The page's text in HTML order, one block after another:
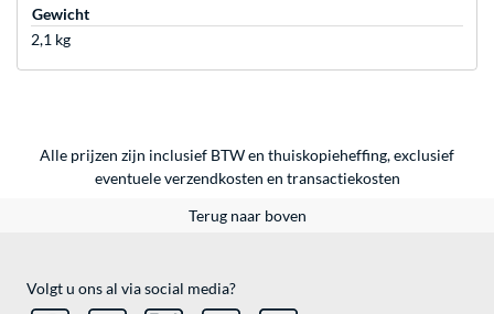
Gewicht
2,1 kg
Alle prijzen zijn inclusief BTW en thuiskopieheffing, exclusief
eventueleverzendkosten en transactiekosten
Terug naar boven
Volgt u ons al via social media?